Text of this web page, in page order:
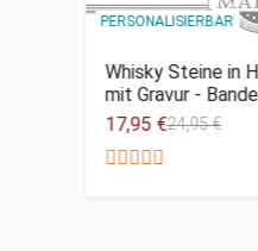
PERSONALISIERBAR
Whisky Steine in
mit Gravur -
17,95 €24,95 €